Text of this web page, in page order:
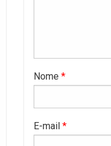
Nome *
E-mail *